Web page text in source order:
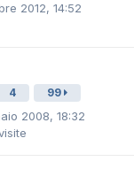
2012, 14:52
4 99
2008, 18:32